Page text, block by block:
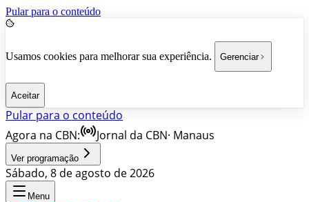
Pular para o conteúdo
Usamos cookies para melhorar sua experiência. Gerenciar
Aceitar
Pular para o conteúdo
Agora na CBN:
Jornal da CBN· Manaus
Ver programação
Sábado, 8 de agosto de 2026
Menu